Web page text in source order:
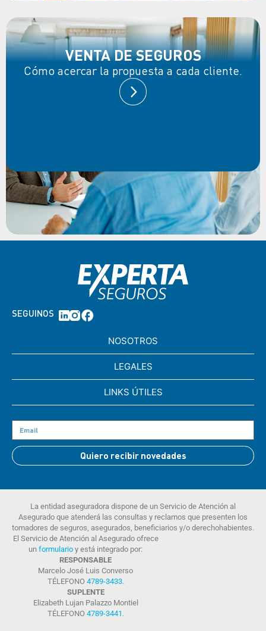
VENTA DE SEGUROS
Cómo acercar la propuesta a cada cliente.
SEGUINOS
NOSOTROS
LEGALES
LINKS ÚTILES
Quiero recibir novedades
La entidad aseguradora dispone de un Servicio de Atención al
Asegurado que atenderá las consultas y reclamos que presenten los
tomadores de seguros, asegurados, beneficiarios y/o derechohabientes.
El Servicio de Atención al Asegurado ofrece
un formulario y está integrado por:
RESPONSABLE
Marcelo José Luis Converso
TÉLEFONO 4789-3433.
SUPLENTE
Elizabeth Lujan Palazzo Montiel
TÉLEFONO 4789-3441 .